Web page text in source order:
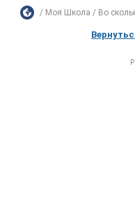
Моя Школа Во